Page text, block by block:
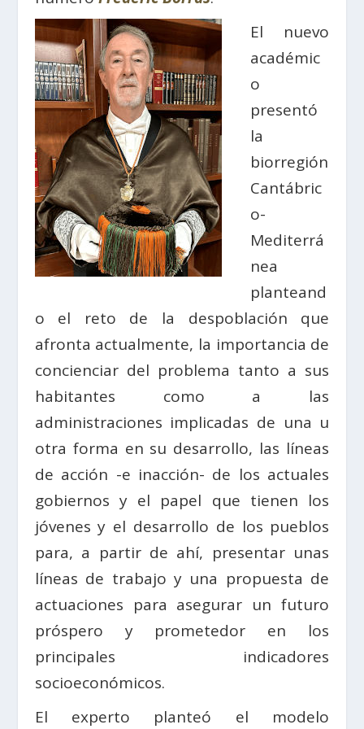
El nuevo
académic
o
presentó
la
biorregión
Cantábric
o-
Mediterrá
nea
planteand
o el reto de la despoblación que
afronta actualmente, la importancia de
concienciar del problema tanto a sus
habitantes como a las
administraciones implicadas de una u
otra forma en su desarrollo, las líneas
de acción -e inacción- de los actuales
gobiernos y el papel que tienen los
jóvenes y el desarrollo de los pueblos
para, a partir de ahí, presentar unas
líneas de trabajo y una propuesta de
actuaciones para asegurar un futuro
próspero y prometedor en los
principales indicadores
socioeconómicos.
El experto planteó el modelo